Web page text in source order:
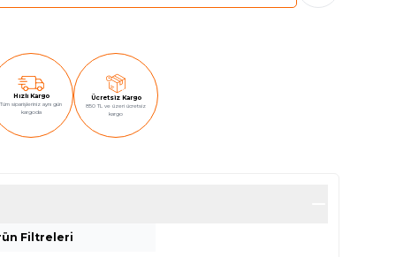
Hızlı Kargo
Tüm siparişleriniz aynı gün
kargoda
Ücretsiz Kargo
850 TL ve üzeri ücretsiz
kargo
Filtreleri